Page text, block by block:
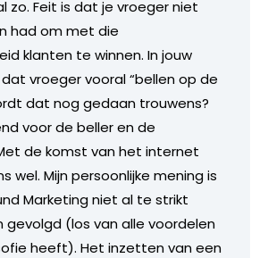
zo. Feit is dat je vroeger niet
had om met die
klanten te winnen. In jouw
vroeger vooral “bellen op de
dat nog gedaan trouwens?
voor de beller en de
de komst van het internet
wel. Mijn persoonlijke mening is
Marketing niet al te strikt
(los van alle voordelen
heeft). Het inzetten van een